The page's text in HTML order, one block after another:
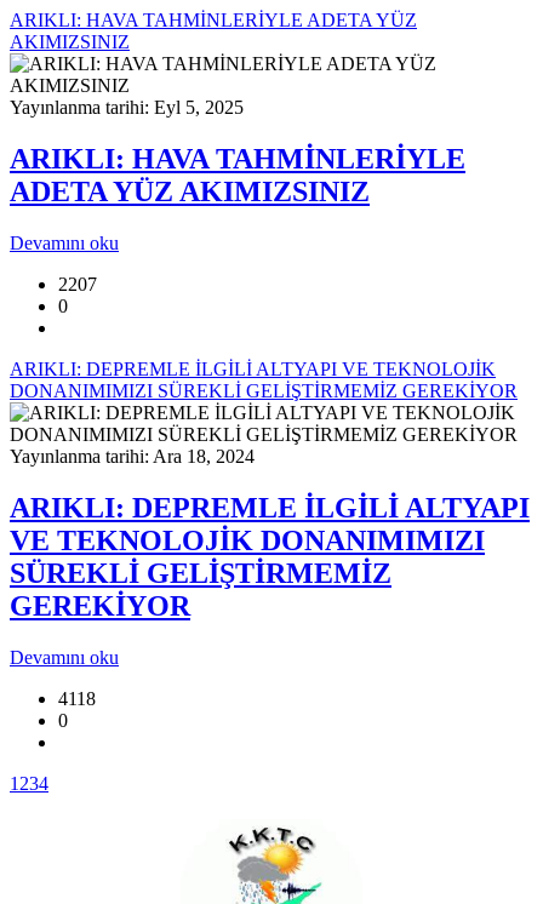
ARIKLI: HAVA TAHMİNLERİYLE ADETA YÜZ
AKIMIZSINIZ
Yayınlanma tarihi: Eyl 5, 2025
ARIKLI: HAVA TAHMİNLERİYLE
ADETA YÜZ AKIMIZSINIZ
Devamını oku
2207
0
ARIKLI: DEPREMLE İLGİLİ ALTYAPI VE TEKNOLOJİK
DONANIMIMIZI SÜREKLİ GELİŞTİRMEMİZ GEREKİYOR
Yayınlanma tarihi: Ara 18, 2024
ARIKLI: DEPREMLE İLGİLİ ALTYAPI
VE TEKNOLOJİK DONANIMIMIZI
SÜREKLİ GELİŞTİRMEMİZ
GEREKİYOR
Devamını oku
4118
0
1 234